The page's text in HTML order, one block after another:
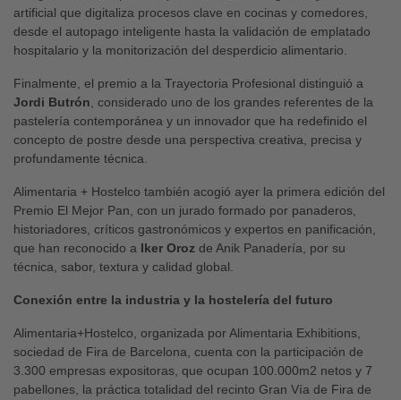
artificial que digitaliza procesos clave en cocinas y comedores,
desde el autopago inteligente hasta la validación de emplatado
hospitalario y la monitorización del desperdicio alimentario.
Finalmente, el premio a la Trayectoria Profesional distinguió a
Jordi Butrón, considerado uno de los grandes referentes de la
pastelería contemporánea y un innovador que ha redefinido el
concepto de postre desde una perspectiva creativa, precisa y
profundamente técnica.
Alimentaria + Hostelco también acogió ayer la primera edición del
Premio El Mejor Pan, con un jurado formado por panaderos,
historiadores, críticos gastronómicos y expertos en panificación,
que han reconocido a Iker Oroz de Anik Panadería, por su
técnica, sabor, textura y calidad global.
Conexión entre la industria y la hostelería del futuro
Alimentaria+Hostelco, organizada por Alimentaria Exhibitions,
sociedad de Fira de Barcelona, cuenta con la participación de
3.300 empresas expositoras, que ocupan 100.000m2 netos y 7
pabellones, la práctica totalidad del recinto Gran Vía de Fira de